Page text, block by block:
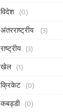
विदेश (0)
अंतरराष्ट्रीय (3)
राष्ट्रीय (3)
खेल (1)
क्रिकेट (0)
कबड्डी (0)